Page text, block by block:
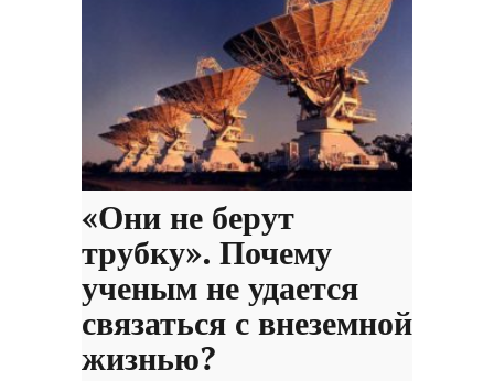
«Они не берут
трубку». Почему
ученым не удается
связаться с внеземной
жизнью?